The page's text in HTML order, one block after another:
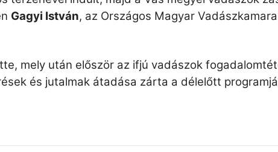
Gagyi István, az Országos Magyar
mely után először az ifjú vadászok
és jutalmak átadása zárta a délelőtt